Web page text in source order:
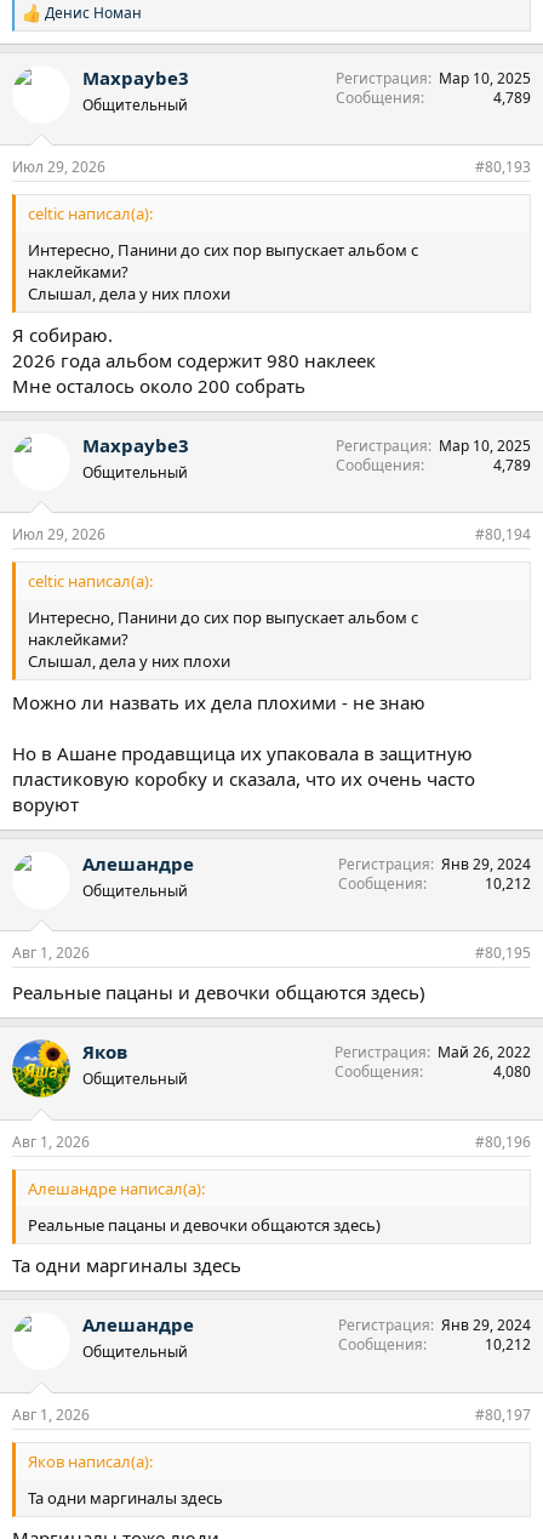
Р
е
к
Денис Номан
Maxpaybe3
Общительный
Регистрация
Мар 10, 2025
Сообщения
4,789
Июл 29, 2026 #80,193
celtic написал(а):
Интересно, Панини до сих пор выпускает альбом с
наклейками?
Слышал, дела у них плохи
Я собираю.
2026 года альбом содержит 980 наклеек
Мне осталось около 200 собрать
Maxpaybe3
Общительный
Регистрация
Мар 10, 2025
Сообщения
4,789
Июл 29, 2026 #80,194
celtic написал(а):
Интересно, Панини до сих пор выпускает альбом с
наклейками?
Слышал, дела у них плохи
Можно ли назвать их дела плохими - не знаю
Но в Ашане продавщица их упаковала в защитную
пластиковую коробку и сказала, что их очень часто
воруют
Алешандре
Общительный
Регистрация Янв 29, 2024
Сообщения
10,212
Авг 1, 2026 #80,195
Реальные пацаны и девочки общаются здесь)
Яков
Общительный
Регистрация
Май 26, 2022
Сообщения
4,080
Авг 1, 2026 #80,196
Алешандре написал(а):
Реальные пацаны и девочки общаются здесь)
Та одни маргиналы здесь
Алешандре
Общительный
Регистрация Янв 29, 2024
Сообщения
10,212
Авг 1, 2026 #80,197
Яков написал(а):
Та одни маргиналы здесь